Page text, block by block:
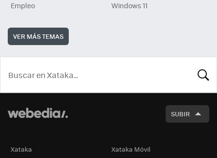
Empleo
Windows 11
VER MÁS TEMAS
SUBIR
Xataka Xataka Móvil